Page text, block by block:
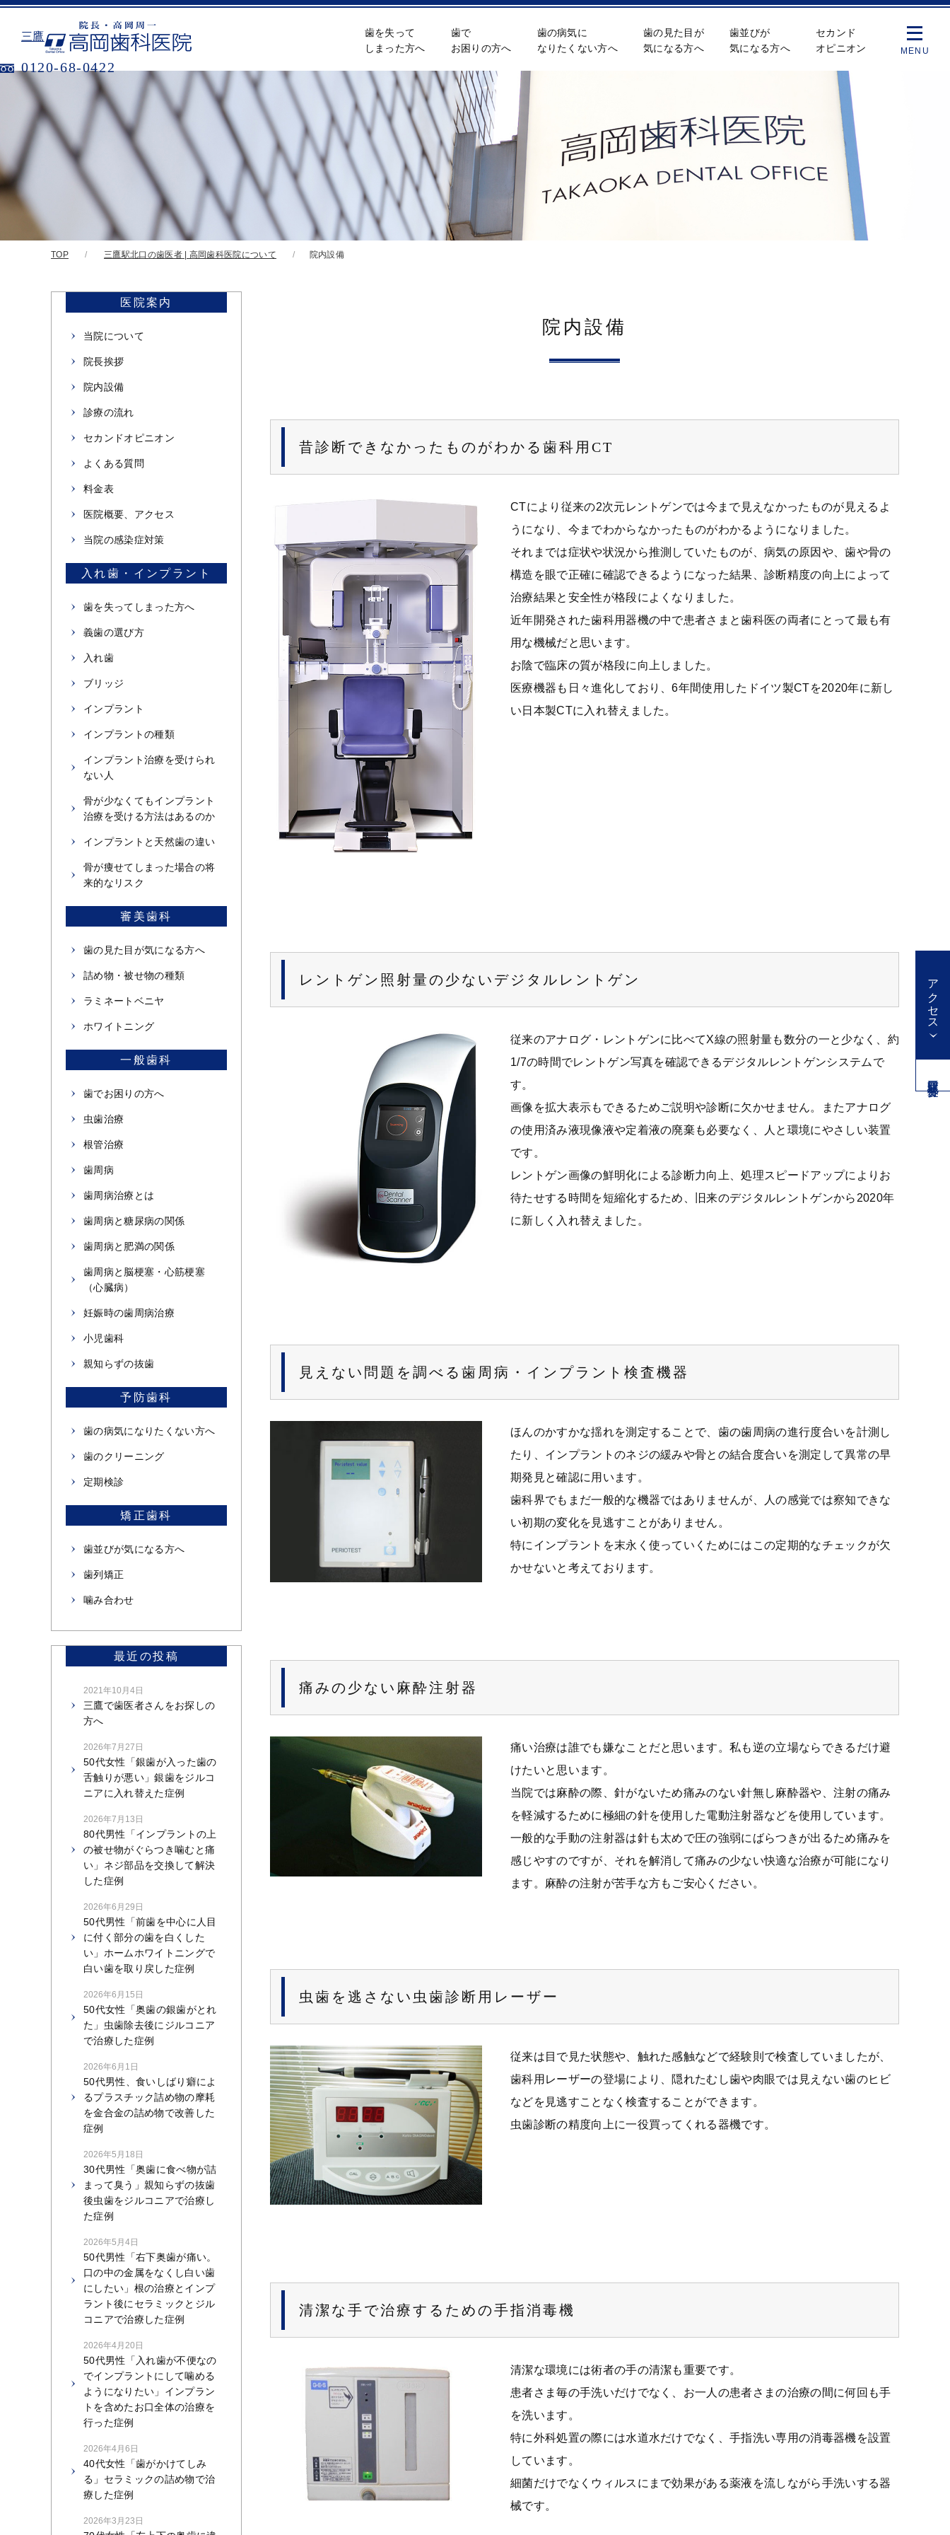
三鷹
0120-68-0422
歯を失って
しまった方へ
歯で
お困りの方へ
歯の病気に
なりたくない方へ
歯の見た目が
気になる方へ
歯並びが
気になる方へ
セカンド
オピニオン
アクセス
TOP 三鷹駅北口の歯医者 | 高岡歯科医院について 院内設備
院内設備
昔診断できなかったものがわかる歯科用CT
CTにより従来の2次元レントゲンでは今まで見えなかったものが見えるよ
うになり、今までわからなかったものがわかるようになりました。
それまでは症状や状況から推測していたものが、病気の原因や、歯や骨の
構造を眼で正確に確認できるようになった結果、診断精度の向上によって
治療結果と安全性が格段によくなりました。
近年開発された歯科用器機の中で患者さまと歯科医の両者にとって最も有
用な機械だと思います。
お陰で臨床の質が格段に向上しました。
医療機器も日々進化しており、6年間使用したドイツ製CTを2020年に新し
い日本製CTに入れ替えました。
レントゲン照射量の少ないデジタルレントゲン
従来のアナログ・レントゲンに比べてX線の照射量も数分の一と少なく、約
1/7の時間でレントゲン写真を確認できるデジタルレントゲンシステムで
す。
画像を拡大表示もできるためご説明や診断に欠かせません。またアナログ
の使用済み液現像液や定着液の廃棄も必要なく、人と環境にやさしい装置
です。
レントゲン画像の鮮明化による診断力向上、処理スピードアップによりお
待たせする時間を短縮化するため、旧来のデジタルレントゲンから2020年
に新しく入れ替えました。
見えない問題を調べる歯周病・インプラント検査機器
ほんのかすかな揺れを測定することで、歯の歯周病の進行度合いを計測し
たり、インプラントのネジの緩みや骨との結合度合いを測定して異常の早
期発見と確認に用います。
歯科界でもまだ一般的な機器ではありませんが、人の感覚では察知できな
い初期の変化を見逃すことがありません。
特にインプラントを末永く使っていくためにはこの定期的なチェックが欠
かせないと考えております。
痛みの少ない麻酔注射器
痛い治療は誰でも嫌なことだと思います。私も逆の立場ならできるだけ避
けたいと思います。
当院では麻酔の際、針がないため痛みのない針無し麻酔器や、注射の痛み
を軽減するために極細の針を使用した電動注射器などを使用しています。
一般的な手動の注射器は針も太めで圧の強弱にばらつきが出るため痛みを
感じやすのですが、それを解消して痛みの少ない快適な治療が可能になり
ます。麻酔の注射が苦手な方もご安心ください。
虫歯を逃さない虫歯診断用レーザー
従来は目で見た状態や、触れた感触などで経験則で検査していましたが、
歯科用レーザーの登場により、隠れたむし歯や肉眼では見えない歯のヒビ
などを見逃すことなく検査することができます。
虫歯診断の精度向上に一役買ってくれる器機です。
清潔な手で治療するための手指消毒機
清潔な環境には術者の手の清潔も重要です。
患者さま毎の手洗いだけでなく、お一人の患者さまの治療の間に何回も手
を洗います。
特に外科処置の際には水道水だけでなく、手指洗い専用の消毒器機を設置
しています。
細菌だけでなくウィルスにまで効果がある薬液を流しながら手洗いする器
械です。
医院案内
当院について
院長挨拶
院内設備
診療の流れ
セカンドオピニオン
よくある質問
料金表
医院概要、アクセス
当院の感染症対策
入れ歯・インプラント
歯を失ってしまった方へ
義歯の選び方
入れ歯
ブリッジ
インプラント
インプラントの種類
インプラント治療を受けられ
ない人
骨が少なくてもインプラント
治療を受ける方法はあるのか
インプラントと天然歯の違い
骨が痩せてしまった場合の将
来的なリスク
審美歯科
歯の見た目が気になる方へ
詰め物・被せ物の種類
ラミネートベニヤ
ホワイトニング
一般歯科
歯でお困りの方へ
虫歯治療
根管治療
歯周病
歯周病治療とは
歯周病と糖尿病の関係
歯周病と肥満の関係
歯周病と脳梗塞・心筋梗塞
（心臓病）
妊娠時の歯周病治療
小児歯科
親知らずの抜歯
予防歯科
歯の病気になりたくない方へ
歯のクリーニング
定期検診
矯正歯科
歯並びが気になる方へ
歯列矯正
噛み合わせ
最近の投稿
2021年10月4日
三鷹で歯医者さんをお探しの
方へ
2026年7月27日
50代女性「銀歯が入った歯の
舌触りが悪い」銀歯をジルコ
ニアに入れ替えた症例
2026年7月13日
80代男性「インプラントの上
の被せ物がぐらつき噛むと痛
い」ネジ部品を交換して解決
した症例
2026年6月29日
50代男性「前歯を中心に人目
に付く部分の歯を白くした
い」ホームホワイトニングで
白い歯を取り戻した症例
2026年6月15日
50代女性「奥歯の銀歯がとれ
た」虫歯除去後にジルコニア
で治療した症例
2026年6月1日
50代男性、食いしばり癖によ
るプラスチック詰め物の摩耗
を金合金の詰め物で改善した
症例
2026年5月18日
30代男性「奥歯に食べ物が詰
まって臭う」親知らずの抜歯
後虫歯をジルコニアで治療し
た症例
2026年5月4日
50代男性「右下奥歯が痛い。
口の中の金属をなくし白い歯
にしたい」根の治療とインプ
ラント後にセラミックとジル
コニアで治療した症例
2026年4月20日
50代男性「入れ歯が不便なの
でインプラントにして噛める
ようになりたい」インプラン
トを含めたお口全体の治療を
行った症例
2026年4月6日
40代女性「歯がかけてしみ
る」セラミックの詰め物で治
療した症例
2026年3月23日